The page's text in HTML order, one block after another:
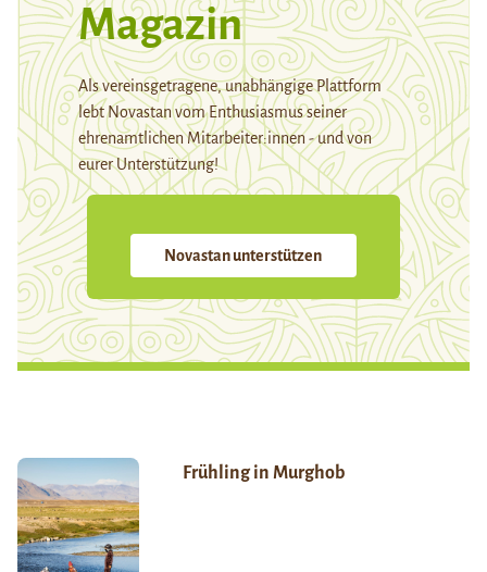
Magazin
Als vereinsgetragene, unabhängige Plattform
lebt Novastan vom Enthusiasmus seiner
ehrenamtlichen Mitarbeiter:innen - und von
eurer Unterstützung!
Novastan unterstützen
Frühling in Murghob